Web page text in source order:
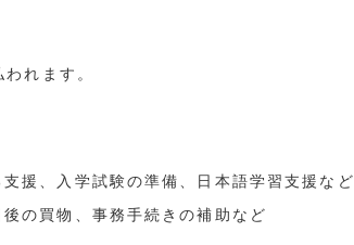
れます。
援、入学試験の準備、日本語学習支援など
の買物、事務手続きの補助など